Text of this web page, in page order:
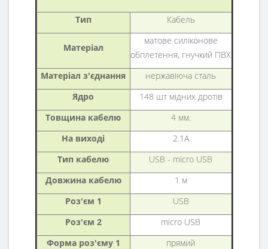
Тип Кабель
Матеріал
матове силіконове
обплетення, гнучкий ПВХ
Матеріал з'єднання
нержавіюча сталь
Ядро
148 шт мідних дротів
Товщина кабелю
4 мм.
На виході
2.1А
Тип кабелю
USB - micro USB
Довжина кабелю
1 м
Роз'єм 1
USB
Роз'єм 2
micro USB
Форма роз'єму 1
прямий